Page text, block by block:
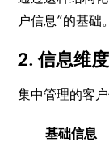
户信息”的基础。
2. 信息维
集中管理的客
基础信息